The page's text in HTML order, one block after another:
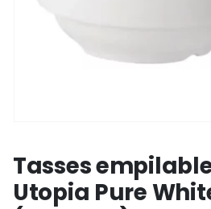
Tasses
Utopia Pure